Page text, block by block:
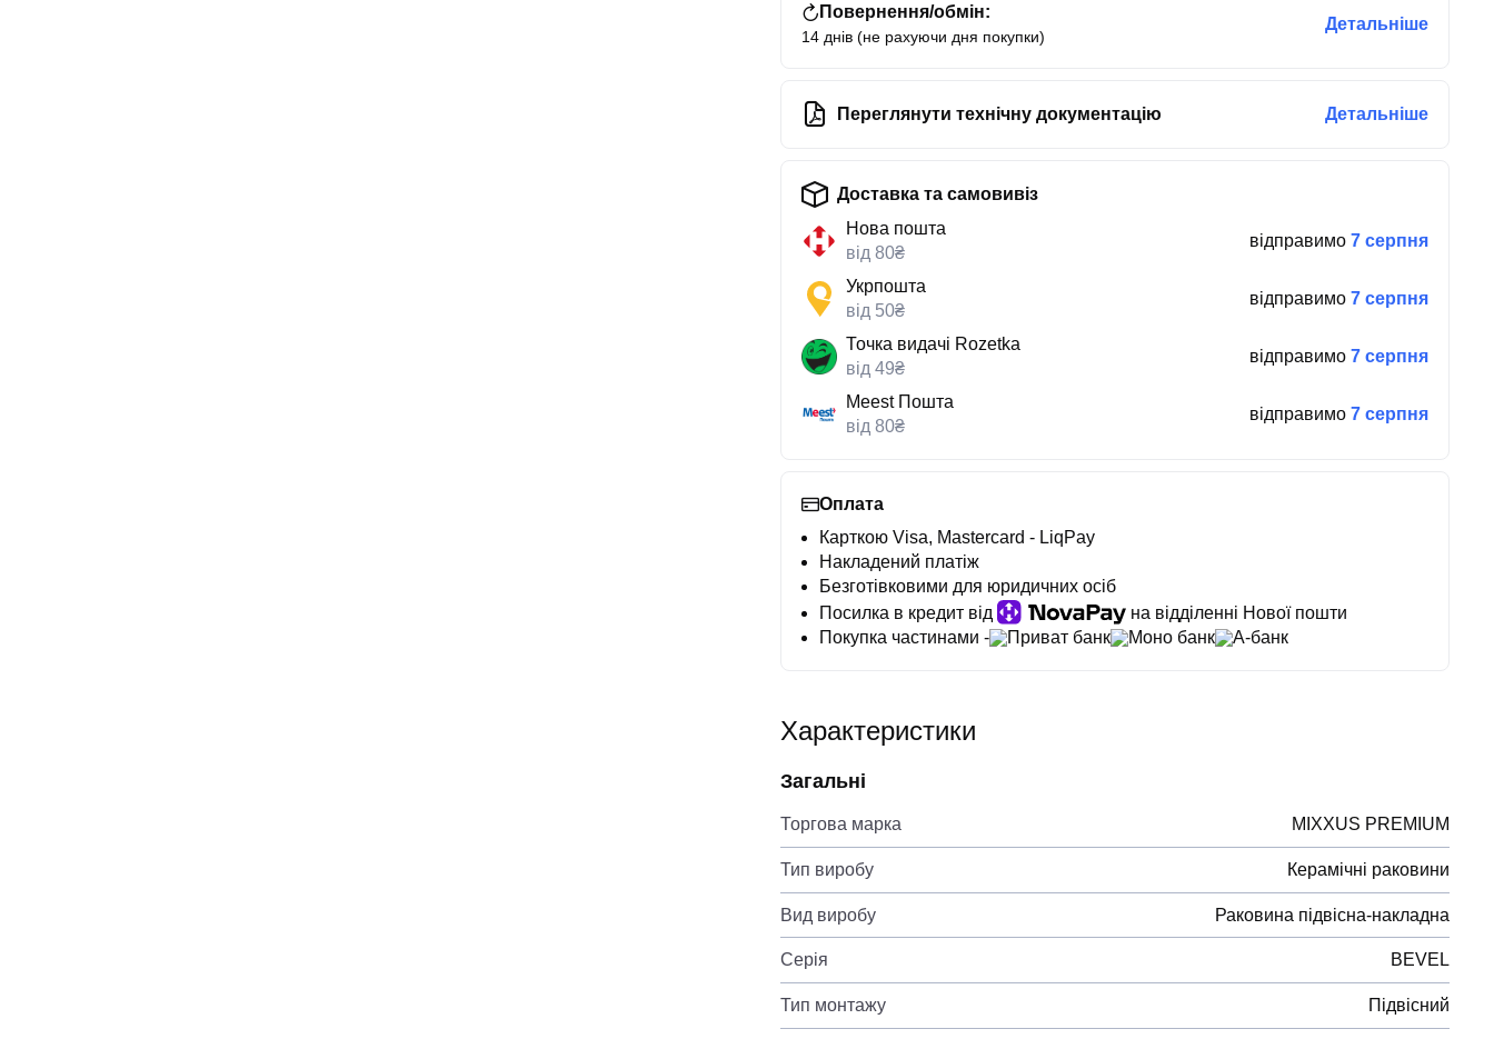
Повернення/обмін:
14 днів (не рахуючи дня покупки)
Детальніше
Переглянути технічну документацію Детальніше
Доставка та самовивіз
Нова пошта
від 80₴
відправимо 7 серпня
Укрпошта
від 50₴
відправимо 7 серпня
Точка видачі Rozetka
від 49₴
відправимо 7 серпня
Meest Пошта
від 80₴
відправимо 7 серпня
Оплата
Карткою Visa, Mastercard - LiqPay
Накладений платіж
Безготівковими для юридичних осіб
Посилка в кредит від
на відділенні Нової пошти
Покупка частинами -
Приват банк Моно банк А-банк
Характеристики
Загальні
Торгова марка MIXXUS PREMIUM
Тип виробу Керамічні раковини
Вид виробу Раковина підвісна-накладна
Серія BEVEL
Тип монтажу Підвісний